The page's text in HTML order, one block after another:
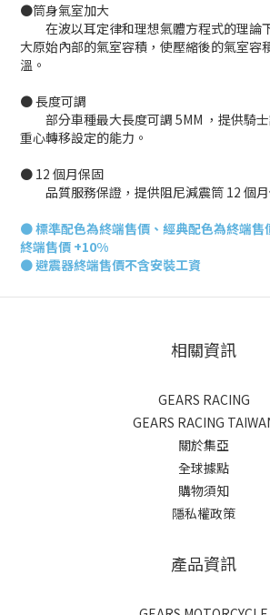
●筒身氣室加大
在波以耳定律和理想氣體方程式的理論
大原始內部的氣室容積，使壓縮後的氣室容
溫。
● 長度可調
部分車種最大長度可調 5MM ，提供騎
重心轉移設定的能力。
● 12 個月保固
品質服務保證，提供阻尼減震筒 12 個月
●標準配色為終端售價、經典配色為終端
終端售價 +10%
● 避震器終端售價不含安裝工資
相關資訊
GEARS RACING
GEARS RACING
關於集亞
全球據點
購物須知
隱私權政策
產品資訊